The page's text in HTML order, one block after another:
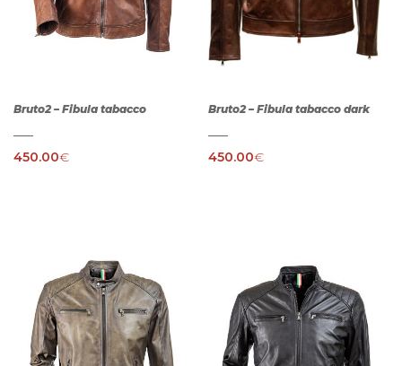
Bruto2 – Fibula tabacco
450.00€
Bruto2 – Fibula tabacco dark
450.00€